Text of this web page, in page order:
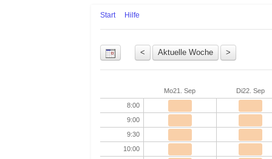
Start Hilfe
Mo21. Sep Di22. Sep
8:00
9:00
9:30
10:00